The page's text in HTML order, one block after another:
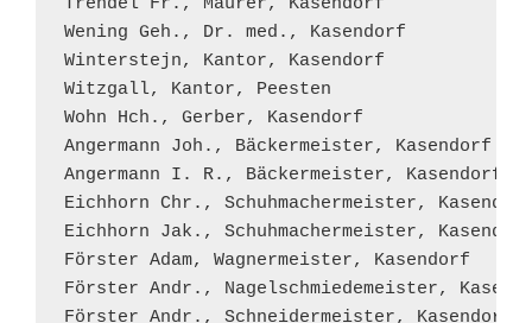
Trendel Fr., Maurer, Kasendorf
Wening Geh., Dr. med., Kasendorf
Winterstejn, Kantor, Kasendorf
Witzgall, Kantor, Peesten
Wohn Hch., Gerber, Kasendorf
Angermann Joh., Bäckermeister, Kasendorf
Angermann I. R., Bäckermeister, Kasendorf
Eichhorn Chr., Schuhmachermeister,
Eichhorn Jak., Schuhmachermeister,
Förster Adam, Wagnermeister, Kasendorf
Förster Andr., Nagelschmiedemeister,
Förster Andr., Schneidermeister, Kasendorf